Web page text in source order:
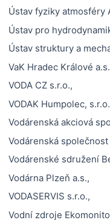
Ústav fyziky atmosféry
Ústav pro
Ústav struktury a
VaK Hradec Králové
VODA CZ s.r.o.,
VODAK Humpolec, s.r.o.
Vodárenská akciová
Vodárenská
Vodárenské sdružení
Vodárna Plzeň a.s.,
VODASERVIS s.r.o.,
Vodní zdroje